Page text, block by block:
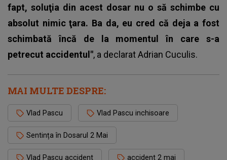
fapt, soluţia din acest dosar nu o să schimbe cu
absolut nimic ţara. Ba da, eu cred că deja a fost
schimbată încă de la momentul în care s-a
petrecut accidentul", a declarat Adrian Cuculis.
MAI MULTE DESPRE:
Vlad Pascu Vlad Pascu inchisoare
Sentința în Dosarul 2 Mai
Vlad Pascu accident accident 2 mai